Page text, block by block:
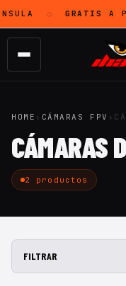
◇ GRATISA
HOME › CÁMARAS FPV ›
CÁMARAS
2 productos
FILTRAR